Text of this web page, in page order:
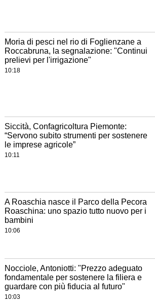
Moria di pesci nel rio di Foglienzane a
Roccabruna, la segnalazione: "Continui
prelievi per l'irrigazione"
10:18
Siccità, Confagricoltura Piemonte:
“Servono subito strumenti per sostenere
le imprese agricole”
10:11
A Roaschia nasce il Parco della Pecora
Roaschina: uno spazio tutto nuovo per i
bambini
10:06
Nocciole, Antoniotti: "Prezzo adeguato
fondamentale per sostenere la filiera e
guardare con più fiducia al futuro"
10:03